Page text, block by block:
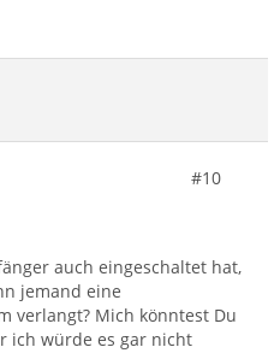
#10
auch eingeschaltet hat,
jemand eine
verlangt? Mich könntest Du
ich würde es gar nicht